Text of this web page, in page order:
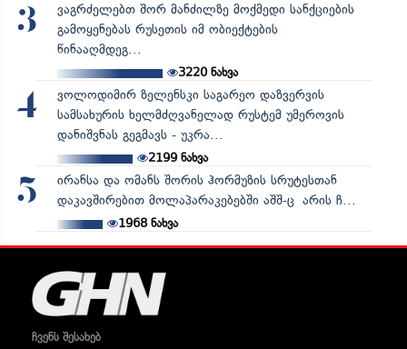
3
ვაგრძელებთ შორ მანძილზე მოქმედი სანქციების
გამოყენებას რუსეთის იმ ობიექტების
წინააღმდეგ...
3220ნახვა
4
ვოლოდიმირ ზელენსკი საგარეო დაზვერვის
სამსახურის ხელმძღვანელად რუსტემ უმეროვის
დანიშვნას გეგმავს - უკრა...
2199ნახვა
5
ირანსა და ომანს შორის ჰორმუზის სრუტესთან
დაკავშირებით მოლაპარაკებებში აშშ-ც არის ჩ...
1968ნახვა
ჩვენს შესახებ